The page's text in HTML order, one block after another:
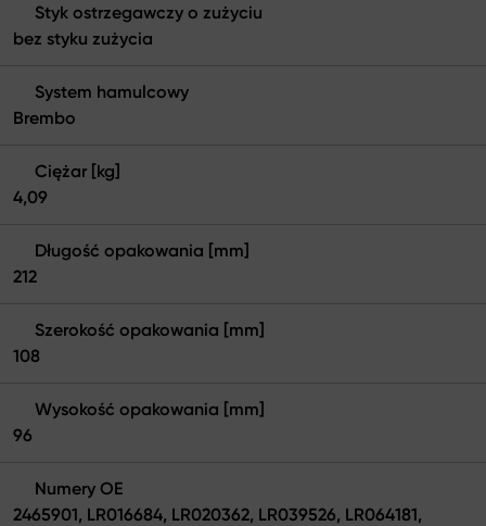
Styk ostrzegawczy o zużyciu
bez styku zużycia
System hamulcowy
Brembo
Ciężar [kg]
4,09
Długość opakowania [mm]
212
Szerokość opakowania [mm]
108
Wysokość opakowania [mm]
96
Numery OE
2465901, LR016684, LR020362, LR039526, LR064181,